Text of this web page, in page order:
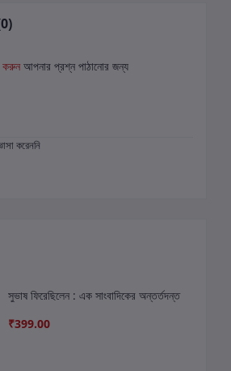
করুন আপনার প্রশ্ন পাঠানোর জন্য
করেননি
সুভাষ ফিরেছিলেন : এক সাংবাদিকের অন্তর্তদন্ত
₹399.00